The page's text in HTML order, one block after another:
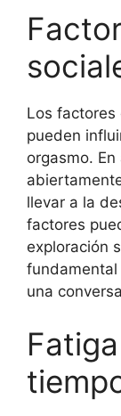
Los factores
pueden
orgasmo.
llevar a la
factores
exploración
una